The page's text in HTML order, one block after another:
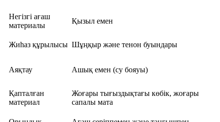
Негізгі ағаш
материалы
Қызыл емен
Жиһаз құрылысы Шұңқыр және тенон буындары
Аяқтау Ашық емен (су бояуы)
Қапталған
материал
Жоғары тығыздықтағы көбік, жоғары
сапалы мата